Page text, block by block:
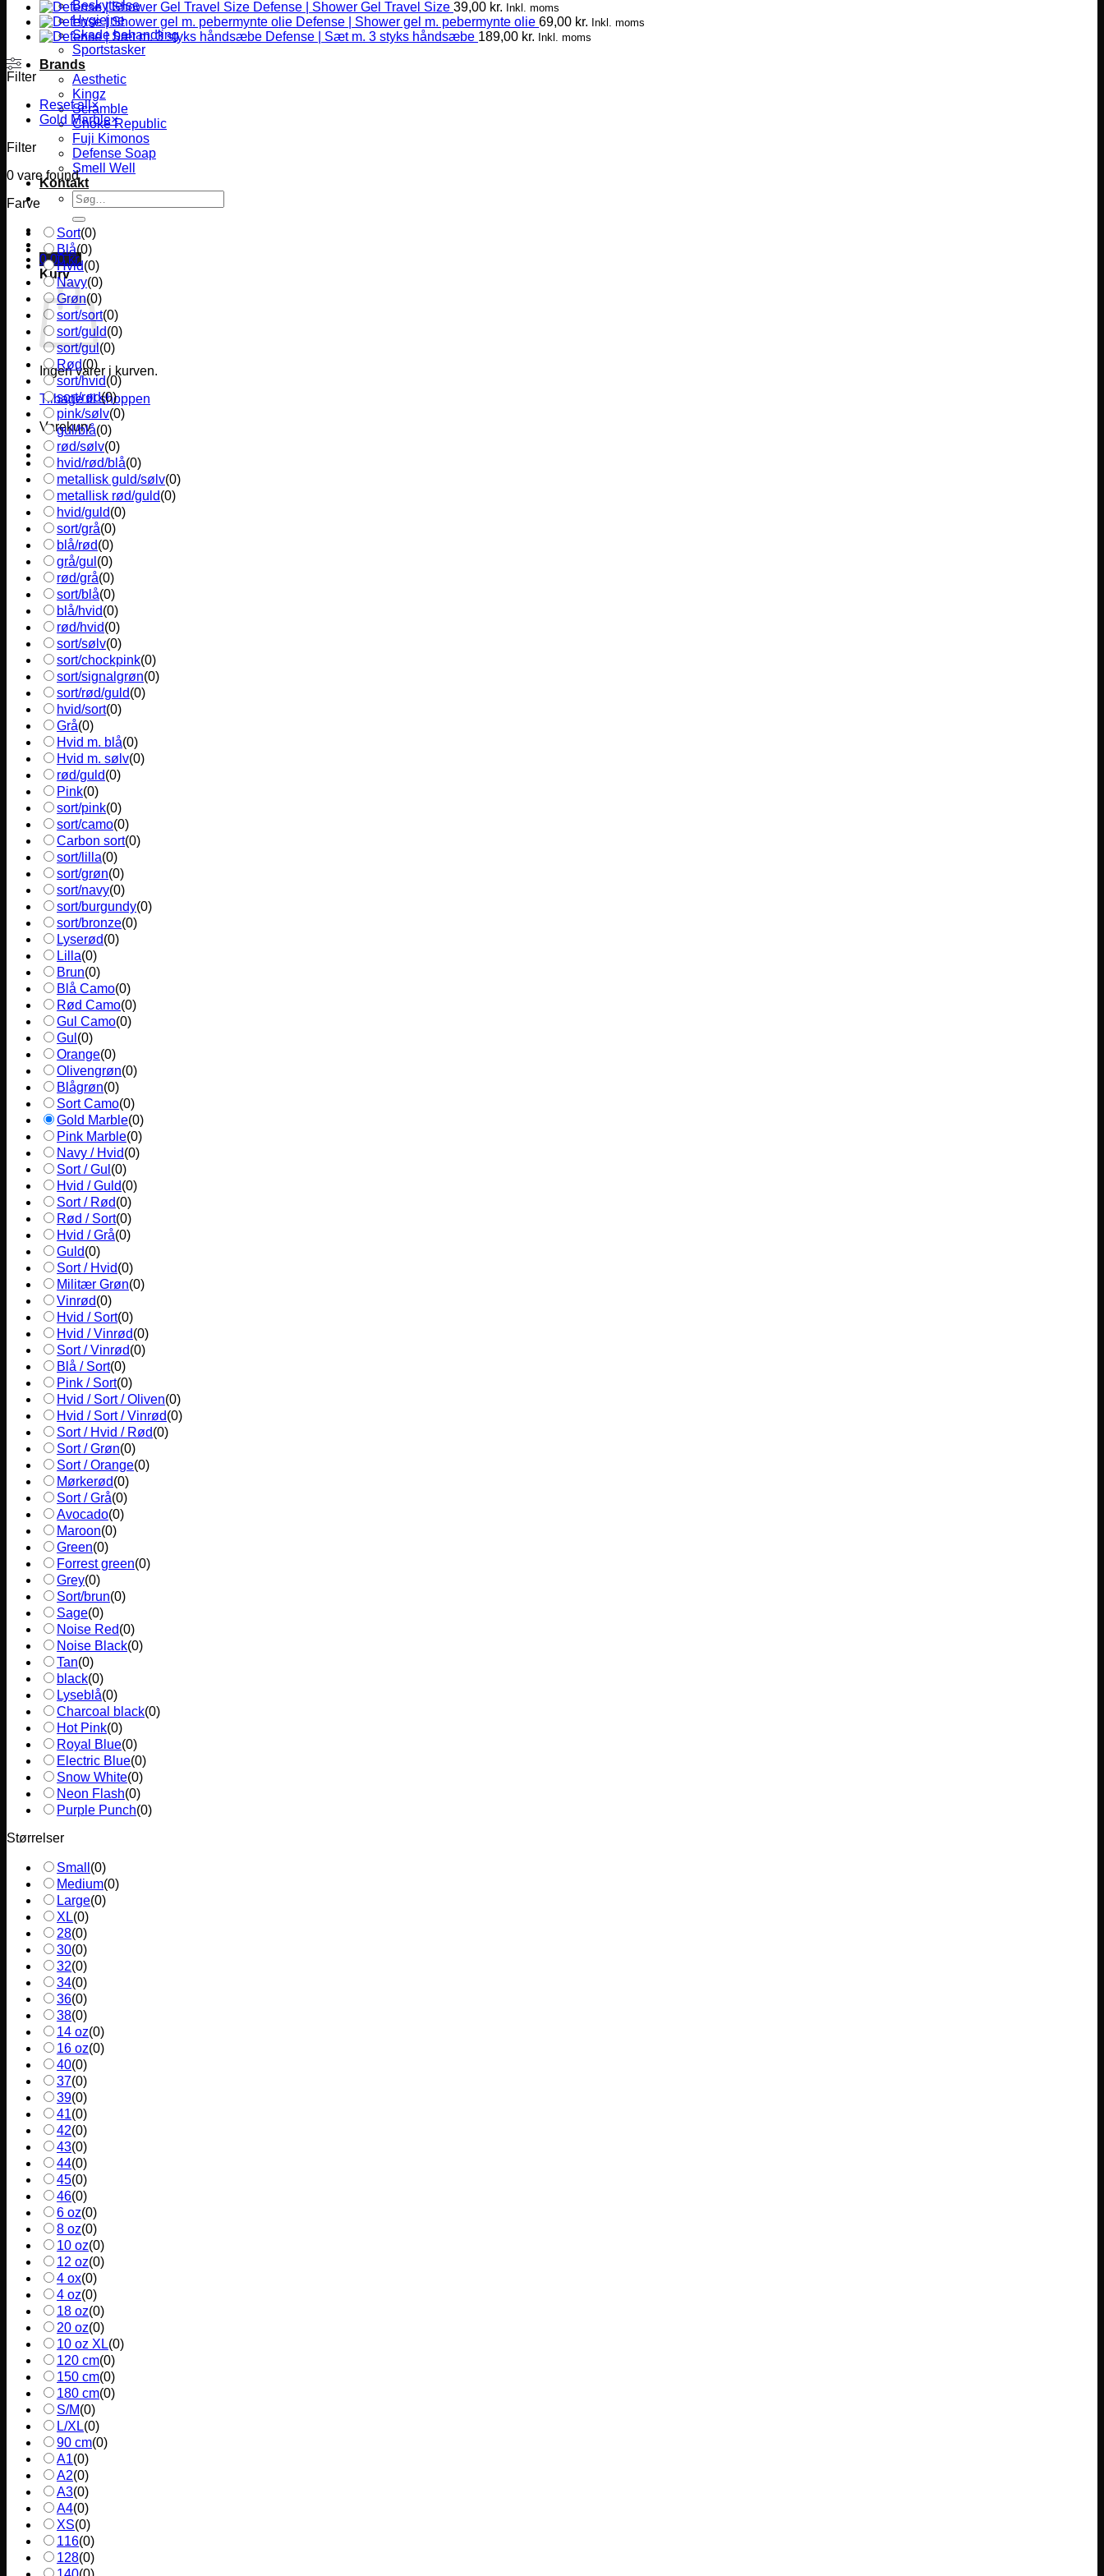
Beskyttelse
Hygiejne
Skade behandling
Sportstasker
Brands
Aesthetic
Kingz
Scramble
Choke Republic
Fuji Kimonos
Defense Soap
Smell Well
Kontakt
Søg
efter:
0,00kr.
Kurv
Ingen varer i kurven.
Tilbage til shoppen
Varekurv
Defense | Shower Gel Travel Size 39,00 kr. Inkl. moms
Defense | Shower gel m. pebermynte olie 69,00 kr. Inkl. moms
Defense | Sæt m. 3 styks håndsæbe 189,00 kr. Inkl. moms
Filter
Reset all×
Gold Marble×
Filter
0 vare found
Farve
Sort(0)
Blå(0)
Hvid(0)
Navy(0)
Grøn(0)
sort/sort(0)
sort/guld(0)
sort/gul(0)
Rød(0)
sort/hvid(0)
sort/rød(0)
pink/sølv(0)
gul/blå(0)
rød/sølv(0)
hvid/rød/blå(0)
metallisk guld/sølv(0)
metallisk rød/guld(0)
hvid/guld(0)
sort/grå(0)
blå/rød(0)
grå/gul (0)
rød/grå(0)
sort/blå(0)
blå/hvid(0)
rød/hvid(0)
sort/sølv(0)
sort/chockpink(0)
sort/signalgrøn(0)
sort/rød/guld(0)
hvid/sort(0)
Grå(0)
Hvid m. blå(0)
Hvid m. sølv(0)
rød/guld(0)
Pink(0)
sort/pink(0)
sort/camo(0)
Carbon sort(0)
sort/lilla(0)
sort/grøn(0)
sort/navy(0)
sort/burgundy(0)
sort/bronze(0)
Lyserød(0)
Lilla(0)
Brun(0)
Blå Camo(0)
Rød Camo(0)
Gul Camo(0)
Gul (0)
Orange(0)
Olivengrøn(0)
Blågrøn(0)
Sort Camo(0)
Gold Marble(0)
Pink Marble(0)
Navy / Hvid(0)
Sort / Gul (0)
Hvid / Guld(0)
Sort / Rød(0)
Rød / Sort(0)
Hvid / Grå(0)
Guld(0)
Sort / Hvid(0)
Militær Grøn(0)
Vinrød(0)
Hvid / Sort(0)
Hvid / Vinrød(0)
Sort / Vinrød(0)
Blå / Sort(0)
Pink / Sort(0)
Hvid / Sort / Oliven(0)
Hvid / Sort / Vinrød(0)
Sort / Hvid / Rød(0)
Sort / Grøn(0)
Sort / Orange(0)
Mørkerød(0)
Sort / Grå(0)
Avocado(0)
Maroon(0)
Green(0)
Forrest green(0)
Grey(0)
Sort/brun(0)
Sage(0)
Noise Red(0)
Noise Black(0)
Tan(0)
black(0)
Lyseblå(0)
Charcoal black(0)
Hot Pink(0)
Royal Blue(0)
Electric Blue(0)
Snow White(0)
Neon Flash(0)
Purple Punch(0)
Størrelser
Small (0)
Medium(0)
Large(0)
XL(0)
28(0)
30(0)
32(0)
34(0)
36(0)
38(0)
14 oz(0)
16 oz(0)
40(0)
37(0)
39(0)
41(0)
42(0)
43(0)
44(0)
45(0)
46(0)
6 oz(0)
8 oz(0)
10 oz(0)
12 oz(0)
4 ox(0)
4 oz(0)
18 oz(0)
20 oz(0)
10 oz XL(0)
120 cm(0)
150 cm(0)
180 cm(0)
S/M(0)
L/XL(0)
90 cm(0)
A1(0)
A2(0)
A3(0)
A4(0)
XS(0)
116(0)
128(0)